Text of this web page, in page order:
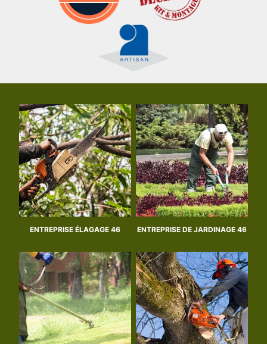
ENTREPRISE ÉLAGAGE 46 ENTREPRISE DE JARDINAGE 46